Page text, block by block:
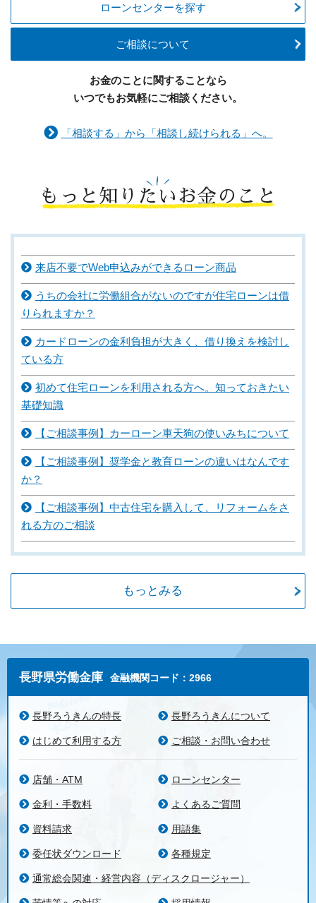
ローンセンターを探す
ご相談について
お金のことに関することなら
いつでもお気軽にご相談ください。
「相談する」から「相談し続けられる」へ。
もっと知りたいお金のこと
来店不要でWeb申込みができるローン商品
うちの会社に労働組合がないのですが住宅ローンは借
りられますか？
カードローンの金利負担が大きく、借り換えを検討し
ている方
初めて住宅ローンを利用される方へ。知っておきたい
基礎知識
【ご相談事例】カーローン車天狗の使いみちについて
【ご相談事例】奨学金と教育ローンの違いはなんです
か？
【ご相談事例】中古住宅を購入して、リフォームをさ
れる方のご相談
もっとみる
長野県労働金庫 金融機関コード：2966
長野ろうきんの特長 長野ろうきんについて
はじめて利用する方 ご相談・お問い合わせ
店舗・ATM ローンセンター
金利・手数料 よくあるご質問
資料請求 用語集
委任状ダウンロード 各種規定
通常総会関連・経営内容（ディスクロージャー）